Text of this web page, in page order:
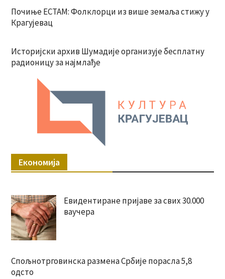
Почиње ЕСТАМ: Фолклорци из више земаља стижу у
Крагујевац
Историјски архив Шумадије организује бесплатну
радионицу за најмлађе
Економија
Евидентиране пријаве за свих 30.000
ваучера
Спољнотрговинска размена Србије порасла 5,8
одсто